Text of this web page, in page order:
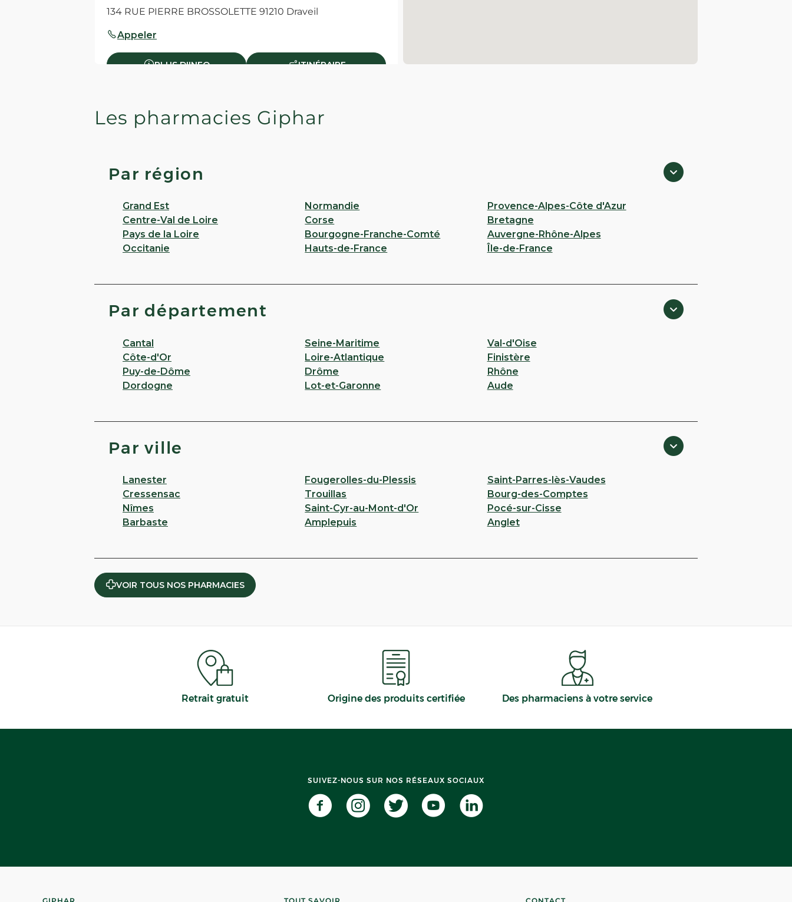
134 RUE PIERRE BROSSOLETTE 91210 Draveil
Appeler
PLUS D'INFO ITINÉRAIRE
Les pharmacies Giphar
Par région
Grand Est Normandie
Provence-Alpes-Côte d'Azur
Centre-Val de Loire
Corse
Bretagne
Pays de la Loire
Bourgogne-Franche-Comté
Auvergne-Rhône-Alpes
Occitanie
Hauts-de-France Île-de-France
Par département
Cantal Seine-Maritime
Val-d'Oise
Côte-d'Or
Loire-Atlantique
Finistère
Puy-de-Dôme
Drôme
Rhône
Dordogne
Lot-et-Garonne Aude
Par ville
Lanester Fougerolles-du-Plessis
Saint-Parres-lès-Vaudes
Cressensac
Trouillas
Bourg-des-Comptes
Nîmes
Saint-Cyr-au-Mont-d'Or
Pocé-sur-Cisse
Barbaste
Amplepuis Anglet
VOIR TOUS NOS PHARMACIES
Retrait gratuit Origine des produits certifiée Des pharmaciens à votre service
SUIVEZ-NOUS SUR NOS RÉSEAUX SOCIAUX